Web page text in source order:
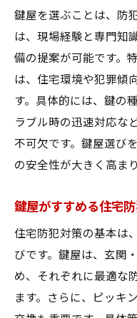
鍵屋を選ぶことは、防
は、現場経験と専門知
備の提案が可能です。
は、住宅環境や犯罪傾
す。具体的には、鍵の
ラブル時の迅速対応な
不可欠です。鍵屋選び
の安全性が大きく高まり
鍵屋がすすめる住宅
住宅防犯対策の基本は
びです。鍵屋は、玄関
め、それぞれに最適な
ます。さらに、ピッキ